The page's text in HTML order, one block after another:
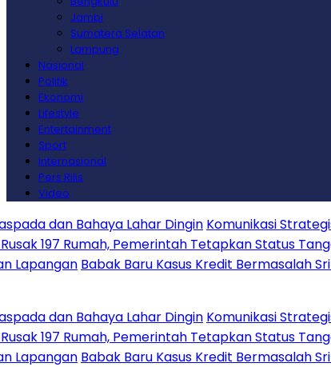
Jambi
Sumatera Selatan
Lampung
Nasional
Politik
Ekonomi
Lifestyle
Entertainment
Sport
Internasional
Pers Rilis
Video
Lahar DinginKomunikasi Strategis Publikasi
Pemerintah Tetapkan Status Tanggap
Babak Baru Kasus Kredit Bermasalah Sritex
Lahar DinginKomunikasi Strategis Publikasi
Pemerintah Tetapkan Status Tanggap
Babak Baru Kasus Kredit Bermasalah Sritex